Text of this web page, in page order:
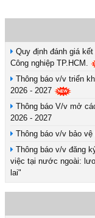
Quy định đánh giá
Công nghiệp TP.HCM.
Thông báo v/v triển
2026 - 2027
Thông báo V/v mở
2026 - 2027
Thông báo v/v bảo
Thông báo v/v đăng
việc tại nước ngoài:
lai"